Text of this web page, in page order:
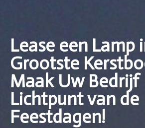
Lease een Lamp
Grootste
Maak Uw Bedrijf
Lichtpunt van de
Feestdagen!